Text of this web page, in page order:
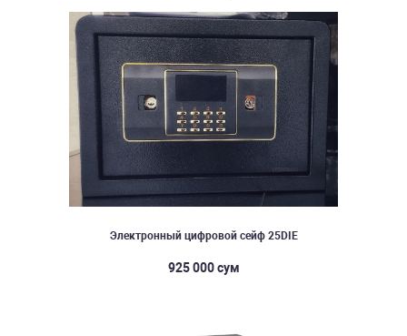
Электронный цифровой сейф 25DIE
925 000 сум